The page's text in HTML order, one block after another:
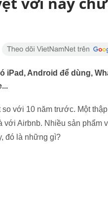
iPad, Android để dùng,
với 10 năm trước. Một
với Airbnb. Nhiều sản phẩm
đó là những gì?